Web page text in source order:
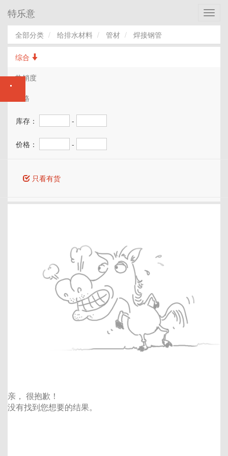
特乐意
全部分类 给排水材料 管材 焊接钢管
综合
热销度
价格
库存： -
价格： -
只看有货
亲， 很抱歉！
没有找到您想要的结果。